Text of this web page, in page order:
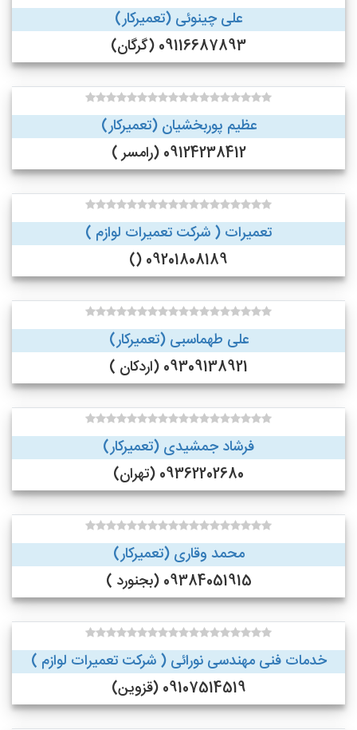
علی چینوئی (تعمیرکار)
09116687893 (گرگان)
عظیم پوربخشیان (تعمیرکار)
09124238412 (رامسر )
تعمیرات ( شرکت تعمیرات لوازم )
09201808189 ()
علی طهماسبی (تعمیرکار)
09309138921 (اردکان )
فرشاد جمشیدی (تعمیرکار)
09362202680 (تهران)
محمد وقاری (تعمیرکار)
09384051915 (بجنورد )
خدمات فنی مهندسی نورائی ( شرکت تعمیرات لوازم )
09107514519 (قزوین)